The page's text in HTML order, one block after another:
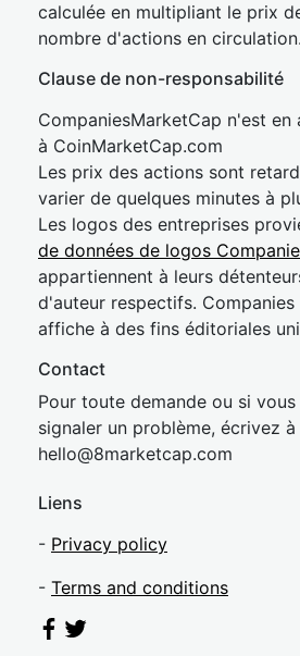
calculée en multipliant le prix
nombre d'actions en circulation.
Clause de non-responsabilité
CompaniesMarketCap n'est en
à CoinMarketCap.com
Les prix des actions sont
varier de quelques minutes à
Les logos des entreprises
de données de logos
appartiennent à leurs
d'auteur respectifs.
affiche à des fins éditoriales
Contact
Pour toute demande ou si
signaler un problème, écrivez à
hello@8marketcap.com
Liens
- Privacy policy
- Terms and conditions